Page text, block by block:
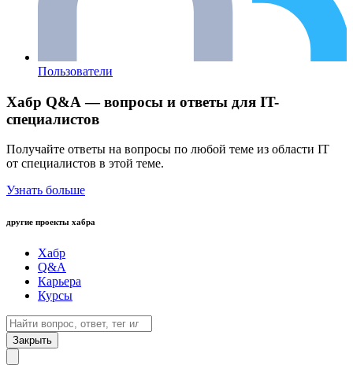
Пользователи
Хабр Q&A — вопросы и ответы для IT-
специалистов
Получайте ответы на вопросы по любой теме из области IT
от специалистов в этой теме.
Узнать больше
другие проекты хабра
Хабр
Q&A
Карьера
Курсы
Закрыть